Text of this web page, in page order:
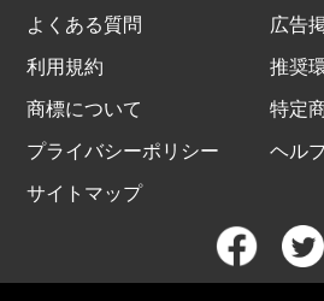
よくある質問
広告
利用規約
推奨
商標について
特定
プライバシーポリシー
ヘル
サイトマップ